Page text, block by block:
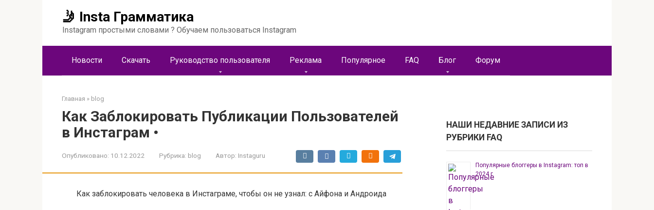
🤳 Insta Грамматика
Instagram простыми словами ? Обучаем пользоваться Instagram
Новости Скачать Руководство пользователя Реклама Популярное FAQ Блог Форум
Главная » blog
Как Заблокировать Публикации Пользователей
в Инстаграм •
Опубликовано: 10.12.2022 Рубрика: blog Автор: Instaguru
Как заблокировать человека в Инстаграме, чтобы он не узнал: с Айфона и Андроида
НАШИ НЕДАВНИЕ ЗАПИСИ ИЗ
РУБРИКИ FAQ
Популярные блоггеры в Instagram: топ в
2024 г